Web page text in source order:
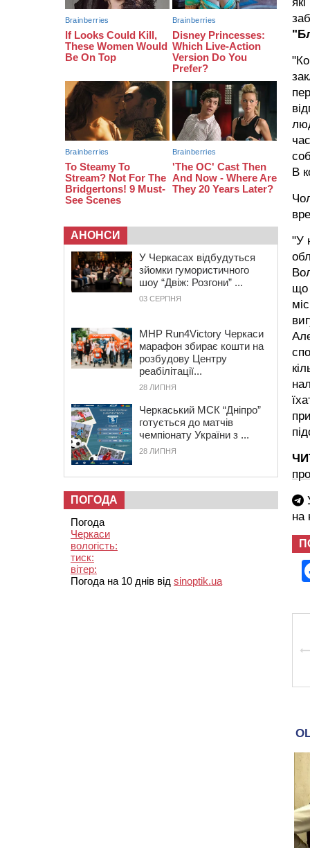
В
"У
що
на
пасажирка: у Чорнобаї мотоцикліст
врізався у легковик
13:30
Раптово помер: у Черкасах
попрощалися із 35-річним
прикордонником
АНОНСИ
У Черкасах відбудуться
зйомки гумористичного
шоу “Двіж: Розгони” ...
03 СЕРПНЯ
MHP Run4Victory Черкаси
марафон збирає кошти на
розбудову Центру
реабілітації...
28 ЛИПНЯ
Черкаський МСК “Дніпро”
готується до матчів
чемпіонату України з ...
28 ЛИПНЯ
ПОГОДА
Погода
Черкаси
вологість:
тиск:
вітер:
Погода на 10 днів від sinoptik.ua